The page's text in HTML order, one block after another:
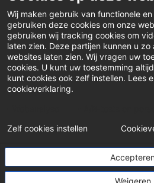
Vacatures
Inloggen
Downloads
Klacht indienen
© Pensioenfonds Notariaat
Wij maken gebruik van functionele
gebruiken deze cookies om onze
gebruiken wij tracking cookies om
laten zien. Deze partijen kunnen u
websites laten zien. Wij vragen uw
cookies. U kunt uw toestemming
kunt cookies ook zelf instellen. Lees
cookieverklaring.
Accepteren
Weigeren
Zelf cookies instellen